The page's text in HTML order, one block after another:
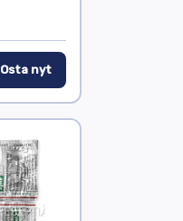
Osta nyt